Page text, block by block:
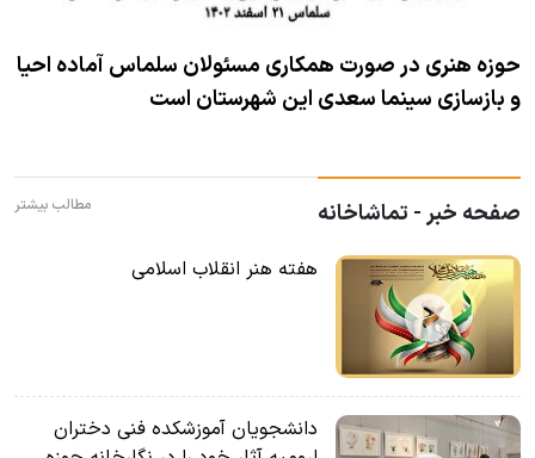
حوزه هنری در صورت همکاری مسئولان سلماس آماده احیا
و بازسازی سینما سعدی این شهرستان است
صفحه خبر - تماشاخانه مطالب بیشتر
هفته هنر انقلاب اسلامی
دانشجویان آموزشکده فنی دختران